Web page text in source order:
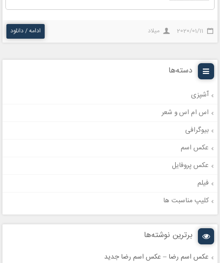
2020/01/11 میلاد ادامه / دانلود
دسته‌ها
آشپزی
اس ام اس و شعر
بیوگرافی
عکس اسم
عکس پروفایل
فیلم
کلیپ مناسبت ها
برترین نوشته‌ها
عکس اسم رضا – عکس اسم رضا جدید